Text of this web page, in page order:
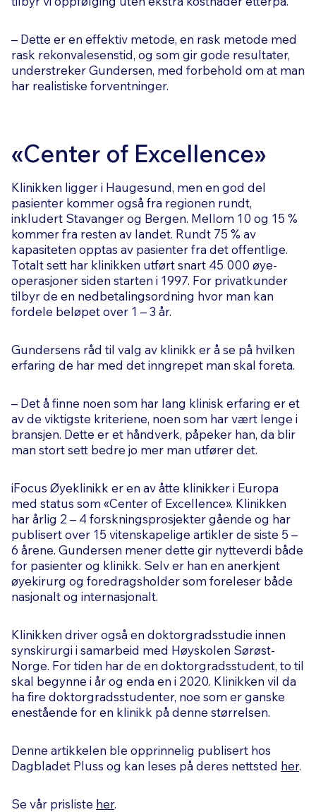
– Dette er en effektiv metode, en rask metode med
rask rekonvalesenstid, og som gir gode resultater,
understreker Gundersen, med forbehold om at man
har realistiske forventninger.
«Center of Excellence»
Klinikken ligger i Haugesund, men en god del
pasienter kommer også fra regionen rundt,
inkludert Stavanger og Bergen. Mellom 10 og 15 %
kommer fra resten av landet. Rundt 75 % av
kapasiteten opptas av pasienter fra det offentlige.
Totalt sett har klinikken utført snart 45 000 øye-
operasjoner siden starten i 1997. For privatkunder
tilbyr de en nedbetalingsordning hvor man kan
fordele beløpet over 1 – 3 år.
Gundersens råd til valg av klinikk er å se på hvilken
erfaring de har med det inngrepet man skal foreta.
– Det å finne noen som har lang klinisk erfaring er et
av de viktigste kriteriene, noen som har vært lenge i
bransjen. Dette er et håndverk, påpeker han, da blir
man stort sett bedre jo mer man utfører det.
iFocus Øyeklinikk er en av åtte klinikker i Europa
med status som «Center of Excellence». Klinikken
har årlig 2 – 4 forskningsprosjekter gående og har
publisert over 15 vitenskapelige artikler de siste 5 –
6 årene. Gundersen mener dette gir nytteverdi både
for pasienter og klinikk. Selv er han en anerkjent
øyekirurg og foredragsholder som foreleser både
nasjonalt og internasjonalt.
Klinikken driver også en doktorgradsstudie innen
synskirurgi i samarbeid med Høyskolen Sørøst-
Norge. For tiden har de en doktorgradsstudent, to til
skal begynne i år og enda en i 2020. Klinikken vil da
ha fire doktorgradsstudenter, noe som er ganske
enestående for en klinikk på denne størrelsen.
Denne artikkelen ble opprinnelig publisert hos
Dagbladet Pluss og kan leses på deres nettsted her.
Se vår prisliste her.